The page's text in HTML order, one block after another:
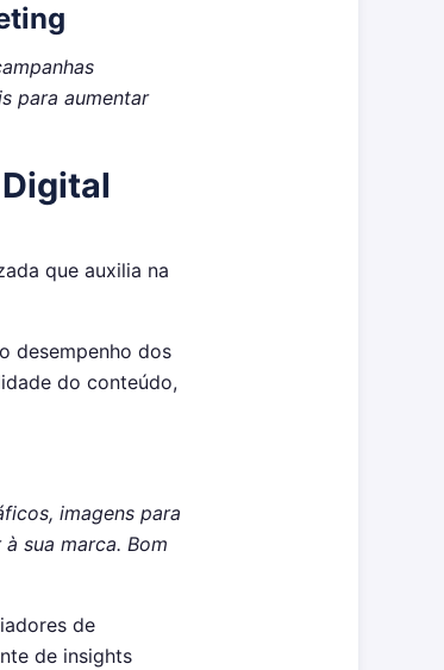
para aumentar
que auxilia na
desempenho dos
do conteúdo,
imagens para
sua marca. Bom
de
de insights